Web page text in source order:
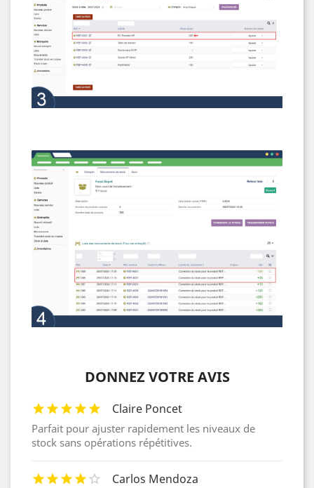
DONNEZ VOTRE AVIS
Claire Poncet
Parfait pour ajuster rapidement les niveaux de
stock sans opérations répétitives.
Carlos Mendoza